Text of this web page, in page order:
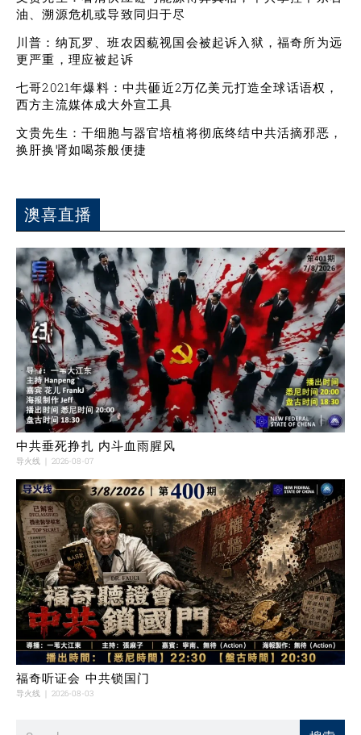
油、溯源危机或导致同归于尽
川普：纳瓦罗、班农因藐视国会被起诉入狱，福奇所为远
更严重，理应被起诉
七哥2021年爆料：中共砸近2万亿美元打造全球话语权，
西方主流媒体成大外宣工具
文贵先生：干细胞与器官培植将彻底终结中共活摘邪恶，
换肝换肾如喝茶般便捷
澳喜直播
中共垂死挣扎 内斗血雨腥风
导火线 2026-08-07
福奇听证会 中共锁国门
导火线 2026-08-03